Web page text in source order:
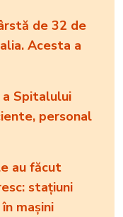
de 32 de
Acesta a
a Spitalului
personal
au făcut
stațiuni
mașini